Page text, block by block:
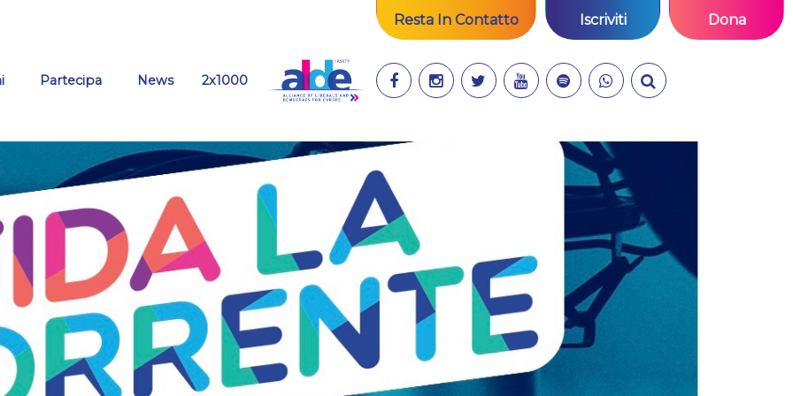
Resta In Contatto Iscriviti Dona
Partecipa News(current)
2x1000